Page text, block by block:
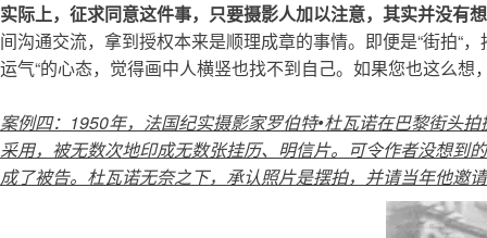
实际上，征求同意这件事，只要摄影人加以注意，其实并没有
间沟通交流，拿到授权本来是顺理成章的事情。即便是“街拍“
运气“的心态，觉得画中人横竖也找不到自己。如果您也这么想
案例四：1950年，法国纪实摄影家罗伯特•杜瓦诺在巴黎街头
采用，被无数次地印成无数张挂历、明信片。可令作者没想到
成了被告。杜瓦诺无奈之下，承认照片是摆拍，并请当年他邀